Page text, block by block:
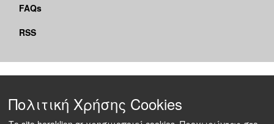
FAQs
RSS
Πολιτική Χρήσης Cookies